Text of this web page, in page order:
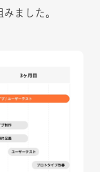
ました。